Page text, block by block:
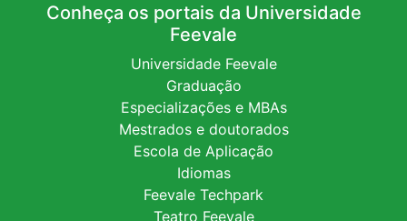
Conheça os portais da Universidade
Feevale
Universidade Feevale
Graduação
Especializações e MBAs
Mestrados e doutorados
Escola de Aplicação
Idiomas
Feevale Techpark
Teatro Feevale